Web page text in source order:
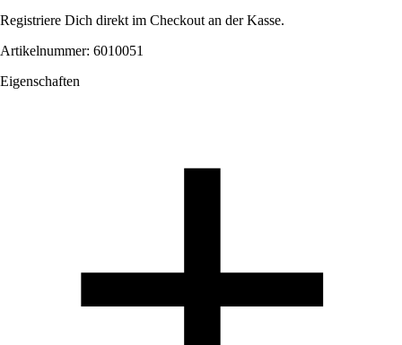
Registriere Dich direkt im Checkout an der Kasse.
Artikelnummer: 6010051
Eigenschaften